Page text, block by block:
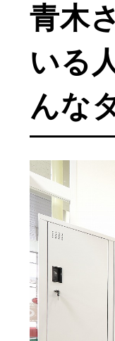
青木
いる
んな